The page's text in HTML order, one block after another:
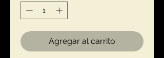
Agregar al carrito